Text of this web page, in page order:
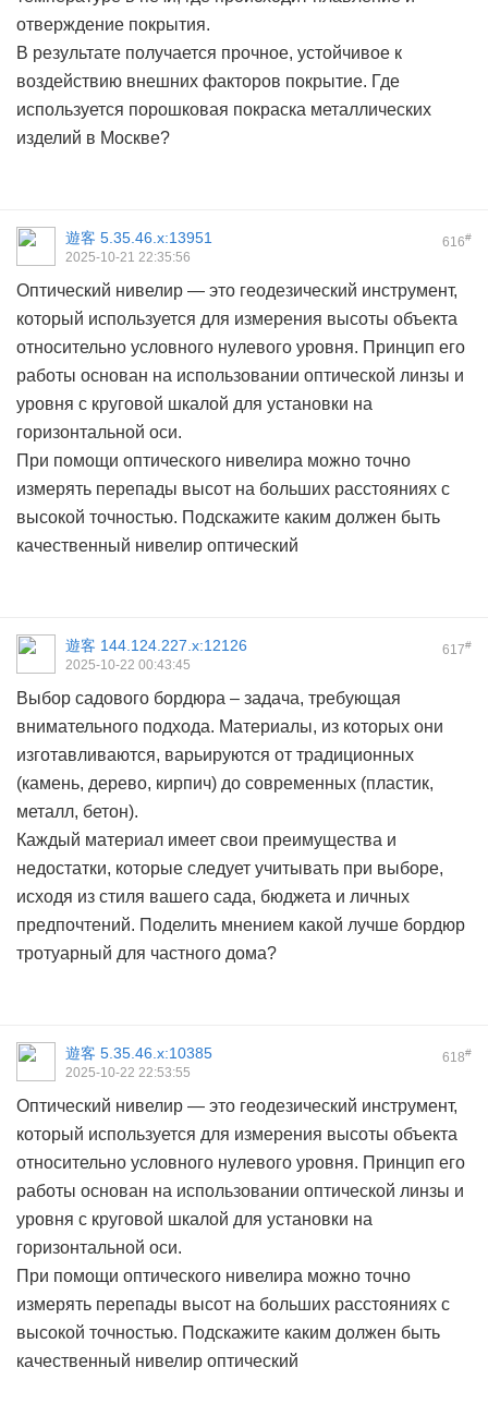
отверждение покрытия.
В результате получается прочное, устойчивое к
воздействию внешних факторов покрытие. Где
используется порошковая покраска металлических
изделий в Москве?
616#
遊客 5.35.46.x:13951
2025-10-21 22:35:56
Оптический нивелир — это геодезический инструмент,
который используется для измерения высоты объекта
относительно условного нулевого уровня. Принцип его
работы основан на использовании оптической линзы и
уровня с круговой шкалой для установки на
горизонтальной оси.
При помощи оптического нивелира можно точно
измерять перепады высот на больших расстояниях с
высокой точностью. Подскажите каким должен быть
качественный нивелир оптический
617#
遊客 144.124.227.x:12126
2025-10-22 00:43:45
Выбор садового бордюра – задача, требующая
внимательного подхода. Материалы, из которых они
изготавливаются, варьируются от традиционных
(камень, дерево, кирпич) до современных (пластик,
металл, бетон).
Каждый материал имеет свои преимущества и
недостатки, которые следует учитывать при выборе,
исходя из стиля вашего сада, бюджета и личных
предпочтений. Поделить мнением какой лучше бордюр
тротуарный для частного дома?
618#
遊客 5.35.46.x:10385
2025-10-22 22:53:55
Оптический нивелир — это геодезический инструмент,
который используется для измерения высоты объекта
относительно условного нулевого уровня. Принцип его
работы основан на использовании оптической линзы и
уровня с круговой шкалой для установки на
горизонтальной оси.
При помощи оптического нивелира можно точно
измерять перепады высот на больших расстояниях с
высокой точностью. Подскажите каким должен быть
качественный нивелир оптический